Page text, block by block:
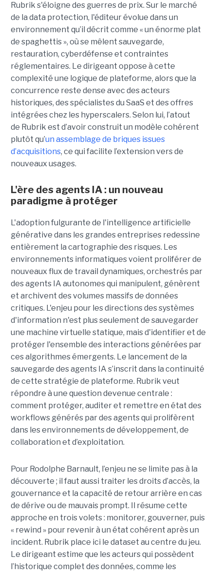
Rubrik s'éloigne des guerres de prix. Sur le marché
de la data protection, l'éditeur évolue dans un
environnement qu’il décrit comme « un énorme plat
de spaghettis », où se mêlent sauvegarde,
restauration, cyberdéfense et contraintes
réglementaires. Le dirigeant oppose à cette
complexité une logique de plateforme, alors que la
concurrence reste dense avec des acteurs
historiques, des spécialistes du SaaS et des offres
intégrées chez les hyperscalers. Selon lui, l’atout
de Rubrik est d’avoir construit un modèle cohérent
plutôt qu’un assemblage de briques issues
d’acquisitions, ce qui facilite l’extension vers de
nouveaux usages.
L'ère des agents IA : un nouveau
paradigme à protéger
L'adoption fulgurante de l'intelligence artificielle
générative dans les grandes entreprises redessine
entièrement la cartographie des risques. Les
environnements informatiques voient proliférer de
nouveaux flux de travail dynamiques, orchestrés par
des agents IA autonomes qui manipulent, génèrent
et archivent des volumes massifs de données
critiques. L'enjeu pour les directions des systèmes
d'information n'est plus seulement de sauvegarder
une machine virtuelle statique, mais d'identifier et de
protéger l'ensemble des interactions générées par
ces algorithmes émergents. Le lancement de la
sauvegarde des agents IA s’inscrit dans la continuité
de cette stratégie de plateforme. Rubrik veut
répondre à une question devenue centrale :
comment protéger, auditer et remettre en état des
workflows générés par des agents qui prolifèrent
dans les environnements de développement, de
collaboration et d’exploitation.
Pour Rodolphe Barnault, l’enjeu ne se limite pas à la
découverte ; il faut aussi traiter les droits d’accès, la
gouvernance et la capacité de retour arrière en cas
de dérive ou de mauvais prompt. Il résume cette
approche en trois volets : monitorer, gouverner, puis
« rewind » pour revenir à un état cohérent après un
incident. Rubrik place ici le dataset au centre du jeu.
Le dirigeant estime que les acteurs qui possèdent
l’historique complet des données, comme les